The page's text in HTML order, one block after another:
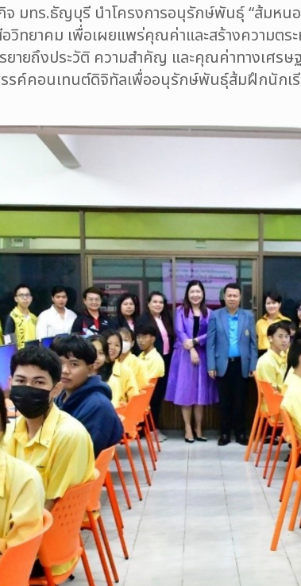
จ มทร.ธัญบุรี นำโครงการอนุรักษ์พันธุ์ “ส้มหน
วิทยาคม เพื่อเผยแพร่คุณค่าและสร้างความต
ายถึงประวัติ ความสำคัญ และคุณค่าทางเศร
รรค์คอนเทนต์ดิจิทัลเพื่ออนุรักษ์พันธุ์ส้มฝึกนักเ